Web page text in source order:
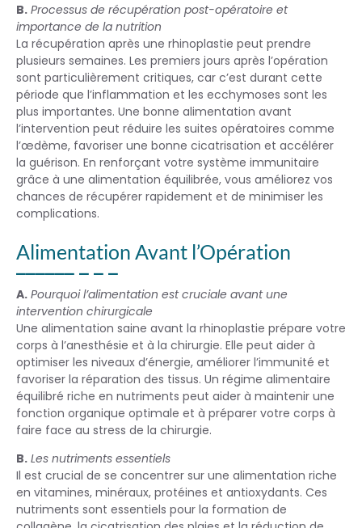
B. Processus de récupération post-opératoire et
importance de la nutrition
La récupération après une rhinoplastie peut prendre
plusieurs semaines. Les premiers jours après l’opération
sont particulièrement critiques, car c’est durant cette
période que l’inflammation et les ecchymoses sont les
plus importantes. Une bonne alimentation avant
l’intervention peut réduire les suites opératoires comme
l’œdème, favoriser une bonne cicatrisation et accélérer
la guérison. En renforçant votre système immunitaire
grâce à une alimentation équilibrée, vous améliorez vos
chances de récupérer rapidement et de minimiser les
complications.
Alimentation Avant l’Opération
A. Pourquoi l’alimentation est cruciale avant une
intervention chirurgicale
Une alimentation saine avant la rhinoplastie prépare votre
corps à l’anesthésie et à la chirurgie. Elle peut aider à
optimiser les niveaux d’énergie, améliorer l’immunité et
favoriser la réparation des tissus. Un régime alimentaire
équilibré riche en nutriments peut aider à maintenir une
fonction organique optimale et à préparer votre corps à
faire face au stress de la chirurgie.
B. Les nutriments essentiels
Il est crucial de se concentrer sur une alimentation riche
en vitamines, minéraux, protéines et antioxydants. Ces
nutriments sont essentiels pour la formation de